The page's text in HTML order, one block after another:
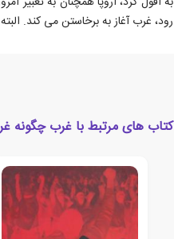
رود، غرب آغاز به برخاستن می کند.
کتاب های مرتبط با غرب چگونه